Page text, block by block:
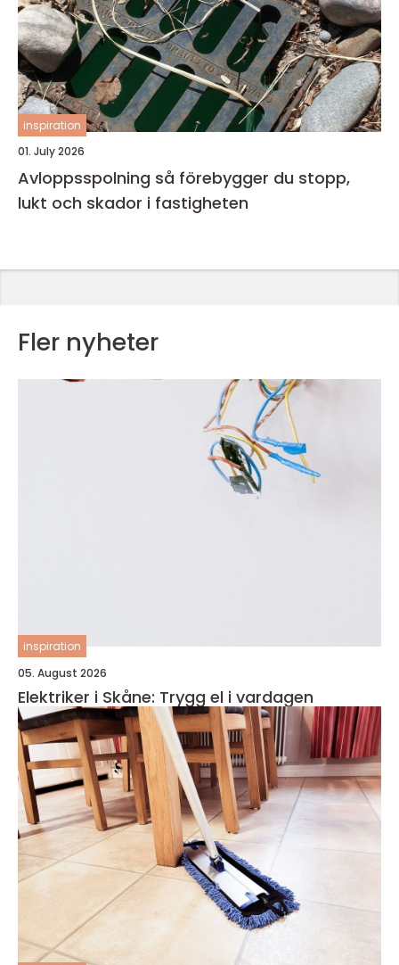
inspiration
01. July 2026
Avloppsspolning så förebygger du stopp,
lukt och skador i fastigheten
Fler nyheter
inspiration
05. August 2026
Elektriker i Skåne: Trygg el i vardagen